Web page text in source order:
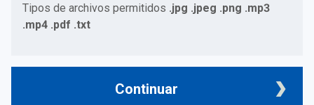
Tipos de archivos permitidos .jpg .jpeg .png .mp3
.mp4 .pdf .txt
Continuar